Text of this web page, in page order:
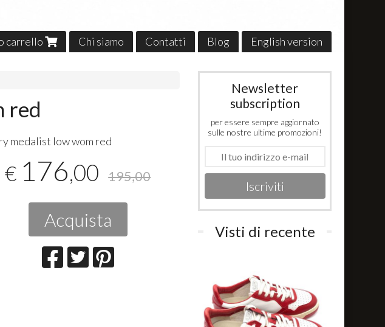
carrello Chi siamo Contatti Blog English version
red
medalist low wom red
€ 176,00 195,00
Acquista
Newsletter
subscription
per essere sempre aggiornato
sulle nostre ultime promozioni!
Iscriviti
Visti di recente